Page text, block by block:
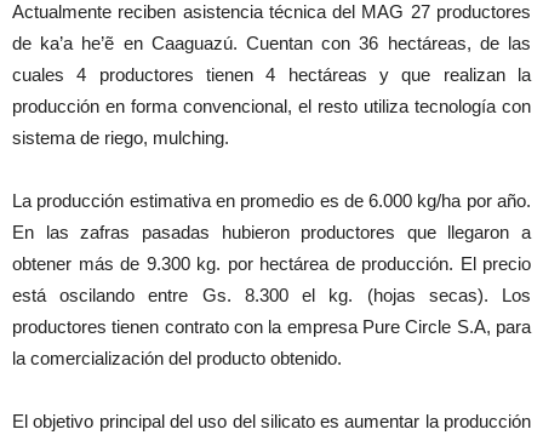
Actualmente reciben asistencia técnica del MAG 27 productores
de ka’a he’ẽ en Caaguazú. Cuentan con 36 hectáreas, de las
cuales 4 productores tienen 4 hectáreas y que realizan la
producción en forma convencional, el resto utiliza tecnología con
sistema de riego, mulching.
La producción estimativa en promedio es de 6.000 kg/ha por año.
En las zafras pasadas hubieron productores que llegaron a
obtener más de 9.300 kg. por hectárea de producción. El precio
está oscilando entre Gs. 8.300 el kg. (hojas secas). Los
productores tienen contrato con la empresa Pure Circle S.A, para
la comercialización del producto obtenido.
El objetivo principal del uso del silicato es aumentar la producción